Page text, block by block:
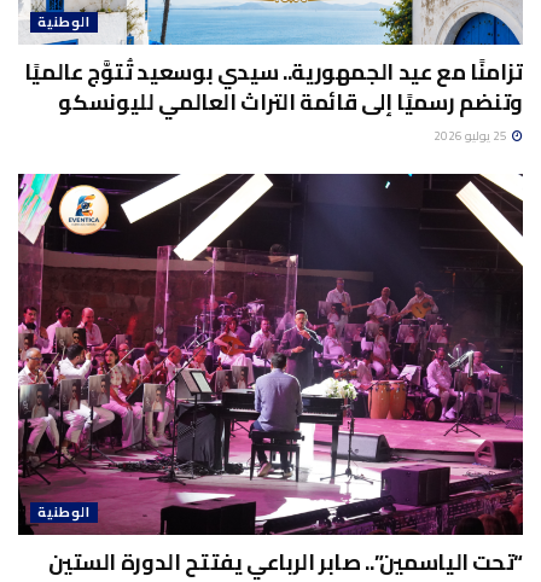
الوطنية
تزامنًا مع عيد الجمهورية.. سيدي بوسعيد تُتوَّج عالميًا
وتنضم رسميًا إلى قائمة التراث العالمي لليونسكو
الوطنية
“تحت الياسمين”.. صابر الرباعي يفتتح الدورة الستين